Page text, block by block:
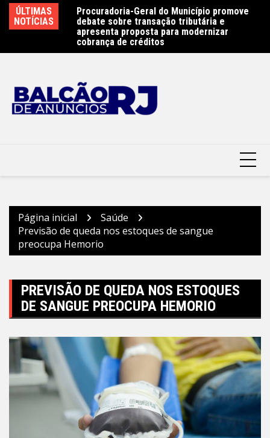
para
ÚLTIMAS
NOTÍCIAS
450 atletas na
sábado (8) –
Procuradoria-Geral do Município promove
debate sobre transação tributária e
apresenta proposta para modernizar
cobrança de créditos
Página inicial
Saúde
Previsão de queda nos estoques de sangue
preocupa Hemorio
PREVISÃO DE QUEDA NOS ESTOQUES
DE SANGUE PREOCUPA HEMORIO